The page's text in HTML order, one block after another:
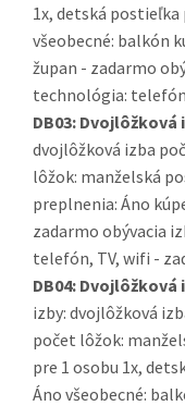
1x, detská
všeobecné: balkón
župan - zadarmo
technológia:
DB03: Dvojlôžková
dvojlôžková izba
lôžok: manželská
preplnenia: Áno
zadarmo obývacia
telefón, TV, wifi -
DB04: Dvojlôžková
izby: dvojlôžková
počet lôžok:
pre 1 osobu 1x,
Áno všeobecné: